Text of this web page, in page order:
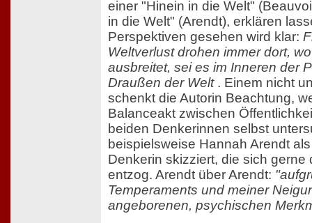
einer "Hinein in die Welt"
in die Welt" (Arendt), erklären
Perspektiven gesehen wird klar:
Weltverlust drohen immer dort,
ausbreitet, sei es im Inneren der
Draußen der Welt . Einem nicht
schenkt die Autorin Beachtung,
Balanceakt zwischen
beiden Denkerinnen selbst
beispielsweise Hannah Arendt
Denkerin skizziert, die sich gerne
entzog. Arendt über Arendt:
Temperaments und meiner
angeborenen, psychischen